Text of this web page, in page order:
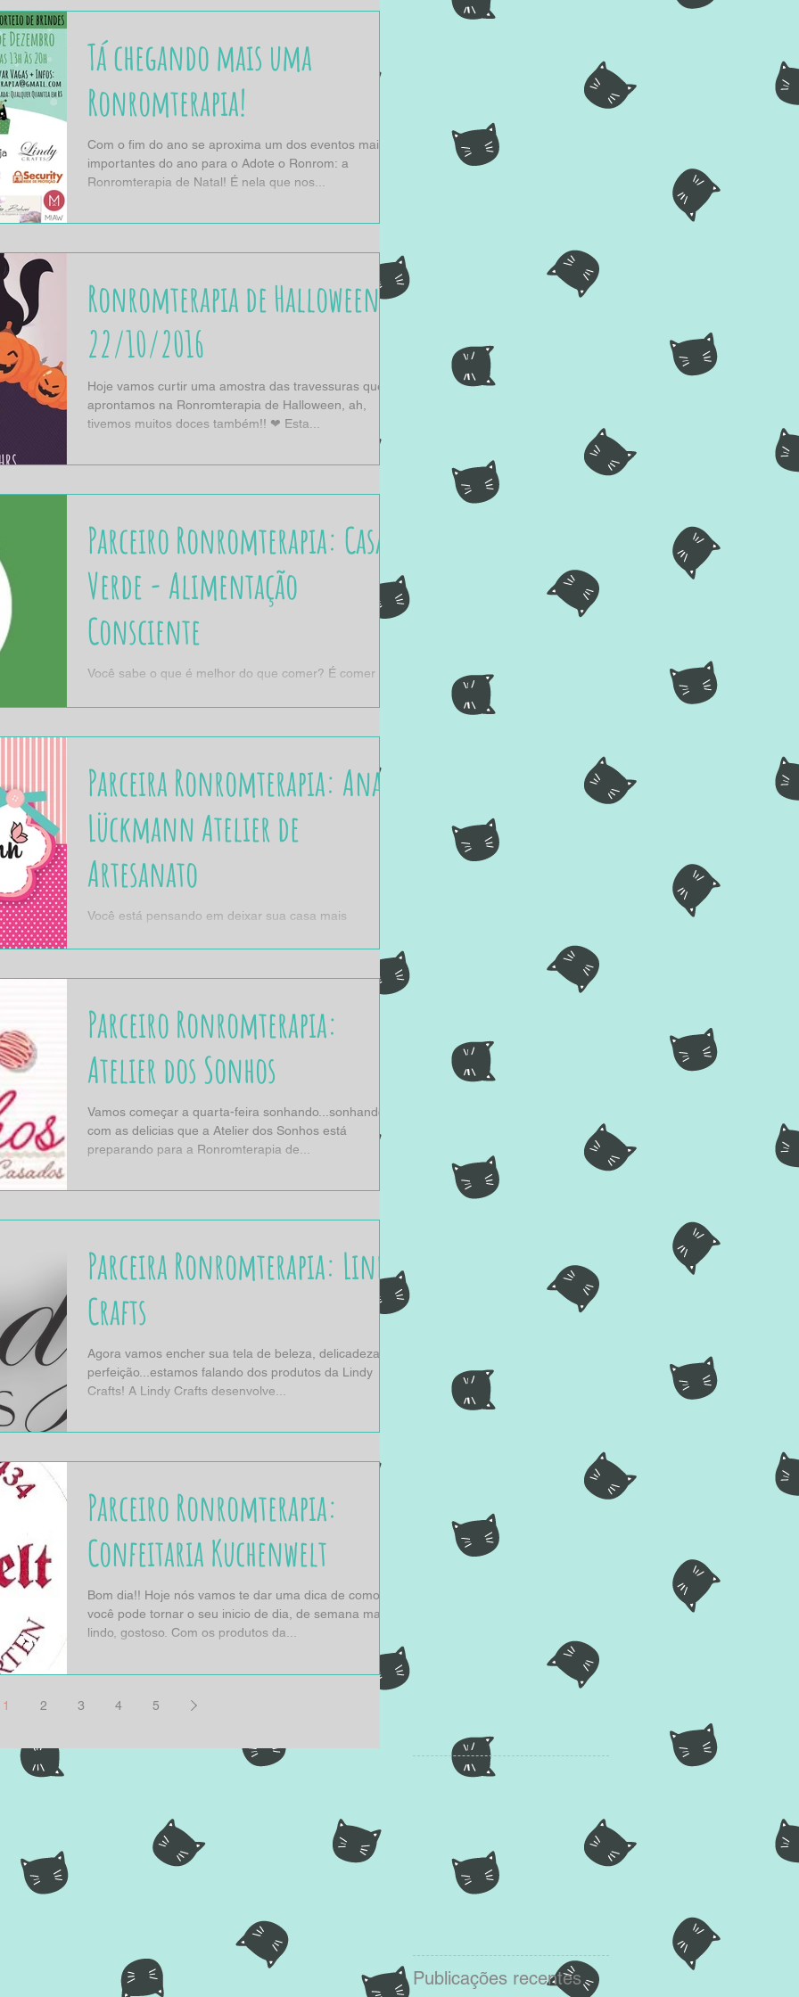
Tá chegando mais uma
Ronromterapia!
Com o fim do ano se aproxima um dos eventos mais
importantes do ano para o Adote o Ronrom: a
Ronromterapia de Natal! É nela que nos...
Ronromterapia de Halloween -
22/10/2016
Hoje vamos curtir uma amostra das travessuras que
aprontamos na Ronromterapia de Halloween, ah,
tivemos muitos doces também!! ❤ Esta...
Parceiro Ronromterapia: Casa
Verde - Alimentação
Consciente
Você sabe o que é melhor do que comer? É comer de
Mas agora você comer sabendo que...
Parceira Ronromterapia: Ana
Lückmann Atelier de
Artesanato
Você está pensando em deixar sua casa mais
trabalho mais colorida e alegre? Ou tem uma...
Parceiro Ronromterapia:
Atelier dos Sonhos
Vamos começar a quarta-feira sonhando...sonhando
com as delicias que a Atelier dos Sonhos está
preparando para a Ronromterapia de...
Parceira Ronromterapia: Lindy
Crafts
Agora vamos encher sua tela de beleza, delicadeza,
perfeição...estamos falando dos produtos da Lindy
Crafts! A Lindy Crafts desenvolve...
Parceiro Ronromterapia:
Confeitaria Kuchenwelt
Bom dia!! Hoje nós vamos te dar uma dica de como
você pode tornar o seu inicio de dia, de semana mais
lindo, gostoso. Com os produtos da...
1 2 3 4 5
Publicações recentes